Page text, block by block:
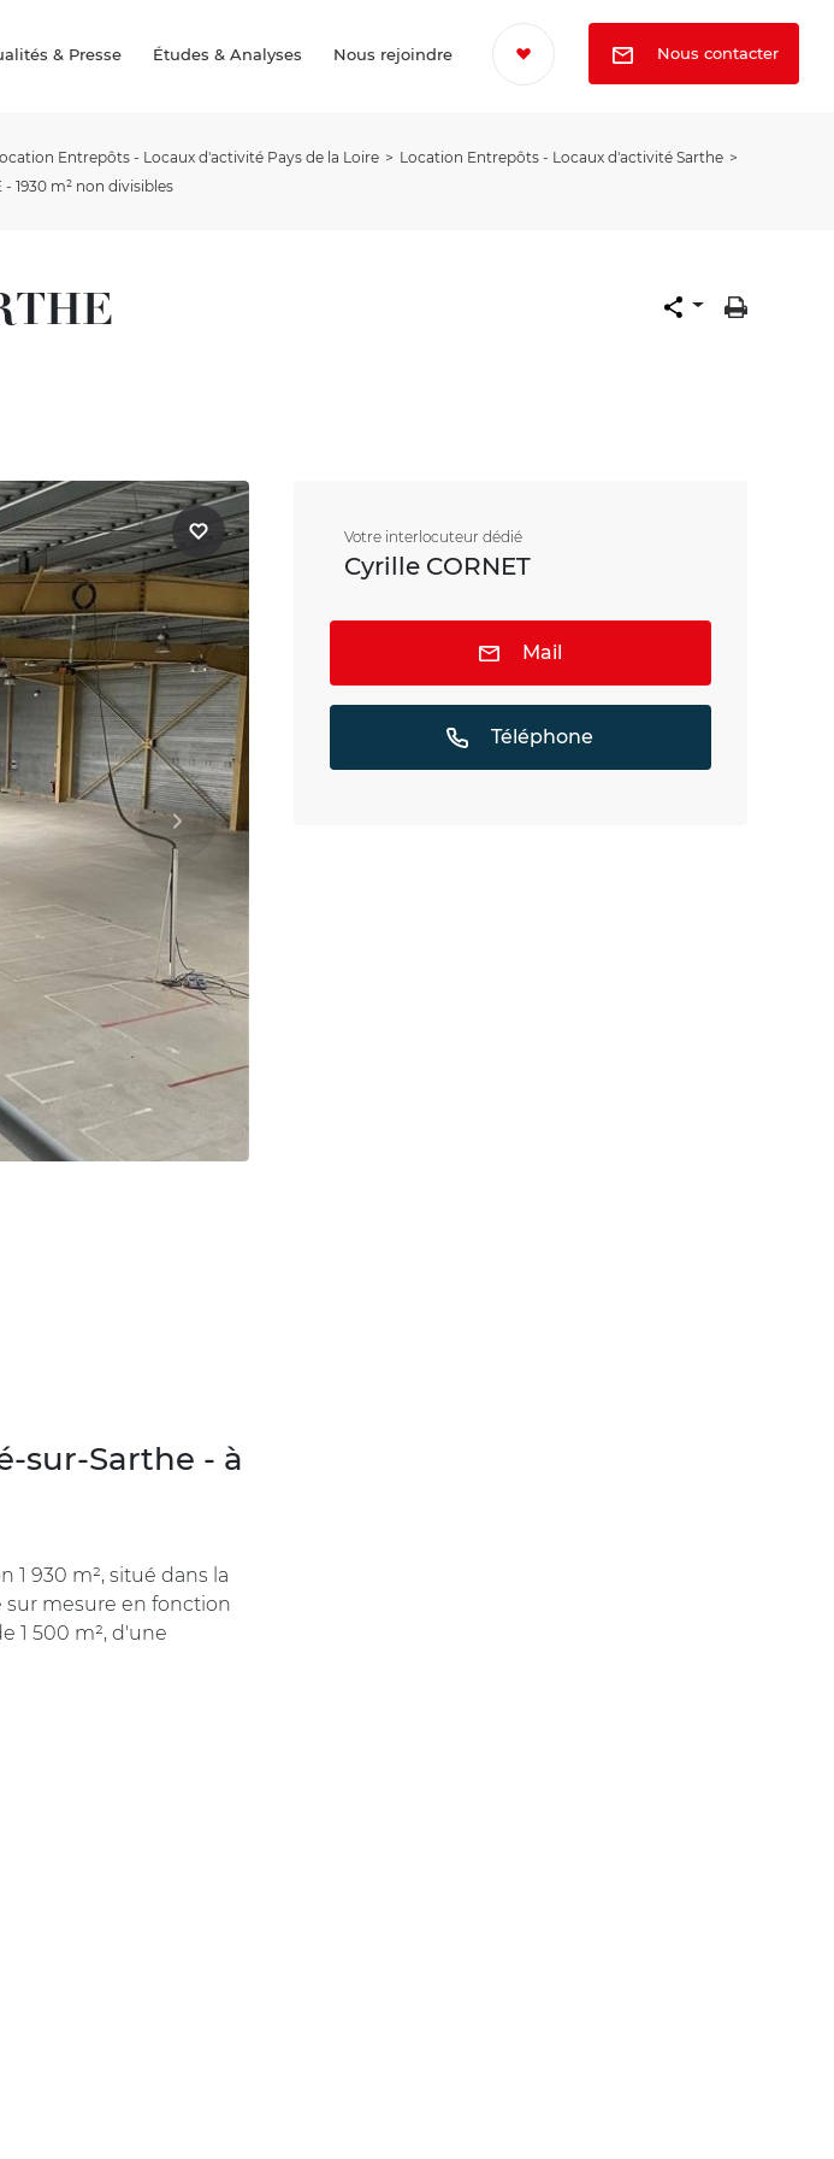
& Presse Études & Analyses Nous rejoindre Nous contacter
Entrepôts - Locaux d'activité Pays de la Loire
Location Entrepôts - Locaux d'activité Sarthe
1930 m² non divisibles
sur-Sarthe - à
1 930 m², situé dans la
sur mesure en fonction
1 500 m², d'une
Votre interlocuteur dédié
Cyrille CORNET
Mail
Téléphone